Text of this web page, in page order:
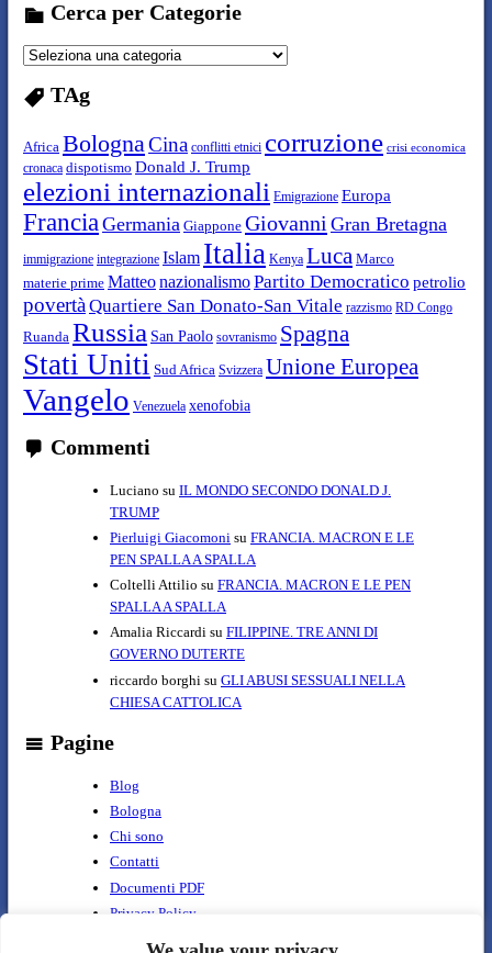
Cerca per Categorie
C
e
c
p
e
r
C
a
t
g
o
r
i
e
TAg
Africa BolognaCina conflitti etnici corruzione crisi economica
cronaca dispotismo Donald J. Trump
elezioni internazionali Emigrazione Europa
Francia Germania Giappone Giovanni Gran Bretagna
immigrazione integrazione Islam Italia Kenya Luca Marco
materie prime MatteonazionalismoPartito Democratico petrolio
povertàQuartiere San Donato-San Vitale razzismo RD Congo
Ruanda Russia San Paolo sovranismo Spagna
Stati Uniti Sud Africa Svizzera Unione Europea
Vangelo Venezuela xenofobia
Commenti
Luciano su IL MONDO SECONDO DONALD J.
TRUMP
Pierluigi Giacomoni su FRANCIA. MACRON E LE
PEN SPALLA A SPALLA
Coltelli Attilio su FRANCIA. MACRON E LE PEN
SPALLA A SPALLA
Amalia Riccardi su FILIPPINE. TRE ANNI DI
GOVERNO DUTERTE
riccardo borghi su GLI ABUSI SESSUALI NELLA
CHIESA CATTOLICA
Pagine
Blog
Bologna
Chi sono
Contatti
Documenti PDF
Privacy Policy